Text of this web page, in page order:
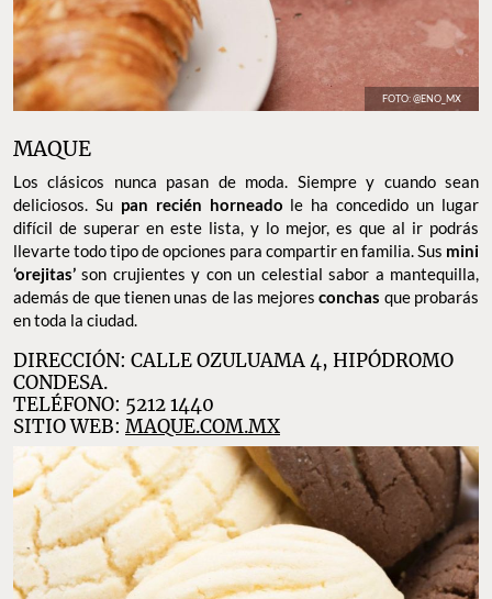
FOTO: @ENO_MX
MAQUE
Los clásicos nunca pasan de moda. Siempre y cuando sean
deliciosos. Su pan recién horneado le ha concedido un lugar
difícil de superar en este lista, y lo mejor, es que al ir podrás
llevarte todo tipo de opciones para compartir en familia. Sus mini
‘orejitas’son crujientes y con un celestial sabor a mantequilla,
además de que tienen unas de las mejoresconchas que probarás
en toda la ciudad.
DIRECCIÓN: CALLE OZULUAMA 4, HIPÓDROMO
CONDESA.
TELÉFONO: 5212 1440
SITIO WEB: MAQUE.COM.MX